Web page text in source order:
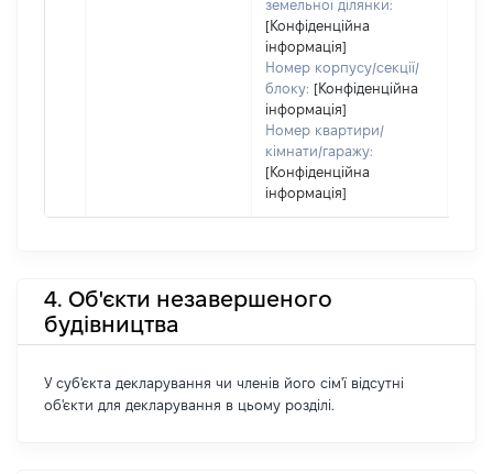
земельної ділянки:
[Конфіденційна
інформація]
Номер корпусу/секції/
блоку: [Конфіденційна
інформація]
Номер квартири/
кімнати/гаражу:
[Конфіденційна
інформація]
4. Об'єкти незавершеного
будівництва
У суб'єкта декларування чи членів його сім'ї відсутні
об'єкти для декларування в цьому розділі.